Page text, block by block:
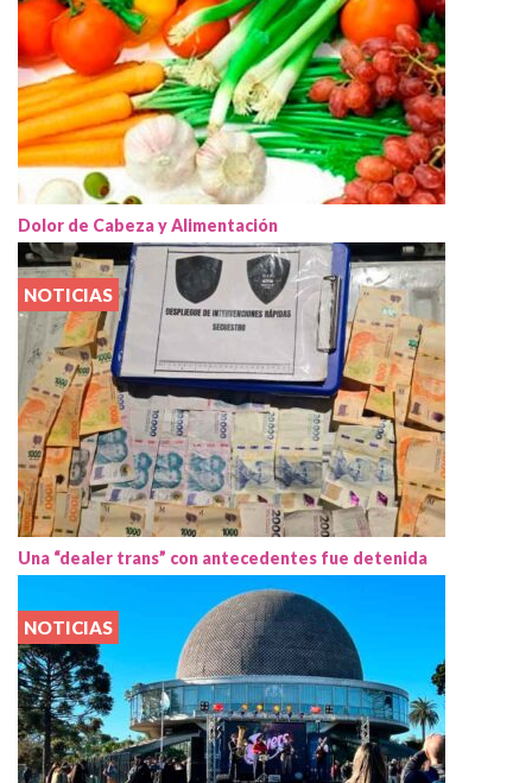
Dolor de Cabeza y Alimentación
NOTICIAS
Una “dealer trans” con antecedentes fue detenida
NOTICIAS